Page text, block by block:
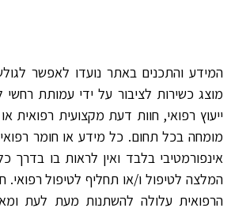
המידע והתכנים באתר נועדו לאפשר
מוצג כשירות לציבור על ידי עמותת רחשי
ייעוץ רפואי, חוות דעת מקצועית רפואית
מומחה בכל תחום. כל מידע או חומר
אינפורמטיבי בלבד ואין לראות בו בדרך
המלצה לטיפול ו/או תחליף לטיפול רפואי.
הרפואית עלולה להשתנות מעת לעת